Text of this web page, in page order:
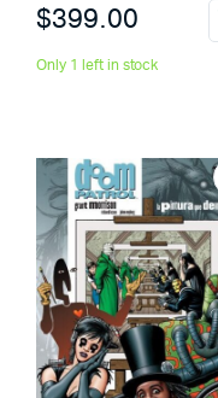
$399.00
Only 1 left in stock